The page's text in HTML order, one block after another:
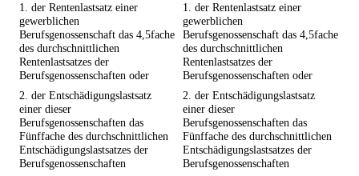
1. der Rentenlastsatz einer
gewerblichen
Berufsgenossenschaft das 4,5fache
des durchschnittlichen
Rentenlastsatzes der
Berufsgenossenschaften oder
1. der Rentenlastsatz einer
gewerblichen
Berufsgenossenschaft das 4,5fache
des durchschnittlichen
Rentenlastsatzes der
Berufsgenossenschaften oder
2. der Entschädigungslastsatz
einer dieser
Berufsgenossenschaften das
Fünffache des durchschnittlichen
Entschädigungslastsatzes der
Berufsgenossenschaften
2. der Entschädigungslastsatz
einer dieser
Berufsgenossenschaften das
Fünffache des durchschnittlichen
Entschädigungslastsatzes der
Berufsgenossenschaften